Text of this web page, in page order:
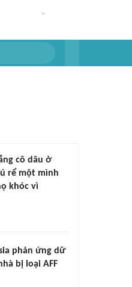
cô dâu ở
rể một mình
khóc vì
phản ứng dữ
bị loại AFF